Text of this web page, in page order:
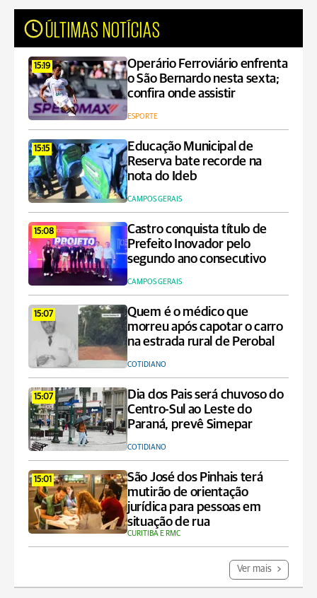
ÚLTIMAS NOTÍCIAS
15:19
Operário Ferroviário enfrenta
o São Bernardo nesta sexta;
confira onde assistir
ESPORTE
15:15
Educação Municipal de
Reserva bate recorde na
nota do Ideb
CAMPOS GERAIS
15:08
Castro conquista título de
Prefeito Inovador pelo
segundo ano consecutivo
CAMPOS GERAIS
15:07
Quem é o médico que
morreu após capotar o carro
na estrada rural de Perobal
COTIDIANO
15:07
Dia dos Pais será chuvoso do
Centro-Sul ao Leste do
Paraná, prevê Simepar
COTIDIANO
15:01
São José dos Pinhais terá
mutirão de orientação
jurídica para pessoas em
situação de rua
CURITIBA E RMC
Ver mais